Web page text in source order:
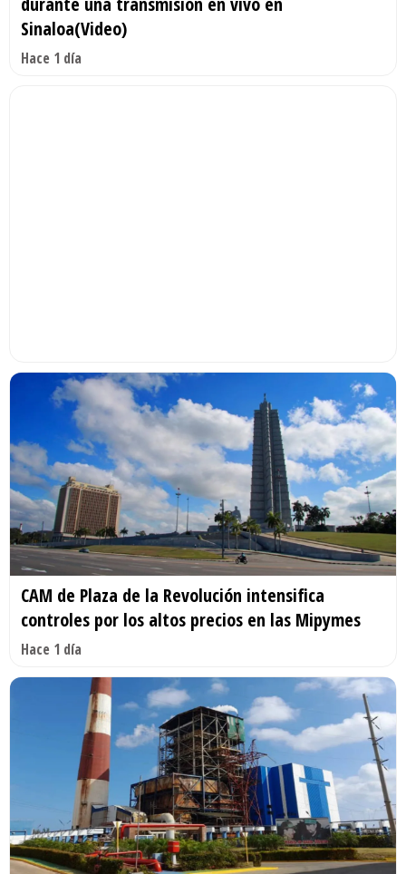
Sinaloa(Video)
Hace 1 día
CAM de Plaza de la Revolución intensifica
controles por los altos precios en las Mipymes
Hace 1 día